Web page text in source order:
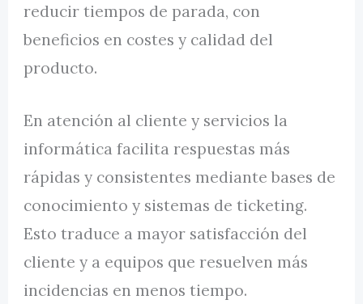
reducir tiempos de parada, con
beneficios en costes y calidad del
producto.
En atención al cliente y servicios la
informática facilita respuestas más
rápidas y consistentes mediante bases de
conocimiento y sistemas de ticketing.
Esto traduce a mayor satisfacción del
cliente y a equipos que resuelven más
incidencias en menos tiempo.